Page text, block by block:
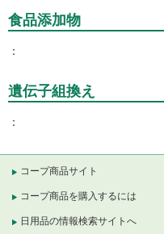
食品添加物
遺伝子組換え
コープ商品サイト
コープ商品を購入するには
日用品の情報検索サイトへ